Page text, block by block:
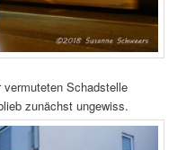
vermuteten Schadstelle
zunächst ungewiss.